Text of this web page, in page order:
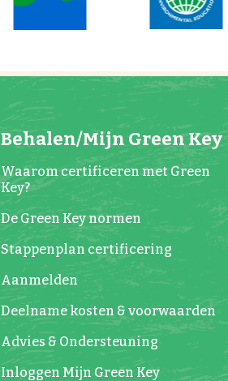
Behalen/Mijn Green Key
Waarom certificeren met Green
Key?
De Green Key normen
Stappenplan certificering
Aanmelden
Deelname kosten & voorwaarden
Advies & Ondersteuning
Inloggen Mijn Green Key